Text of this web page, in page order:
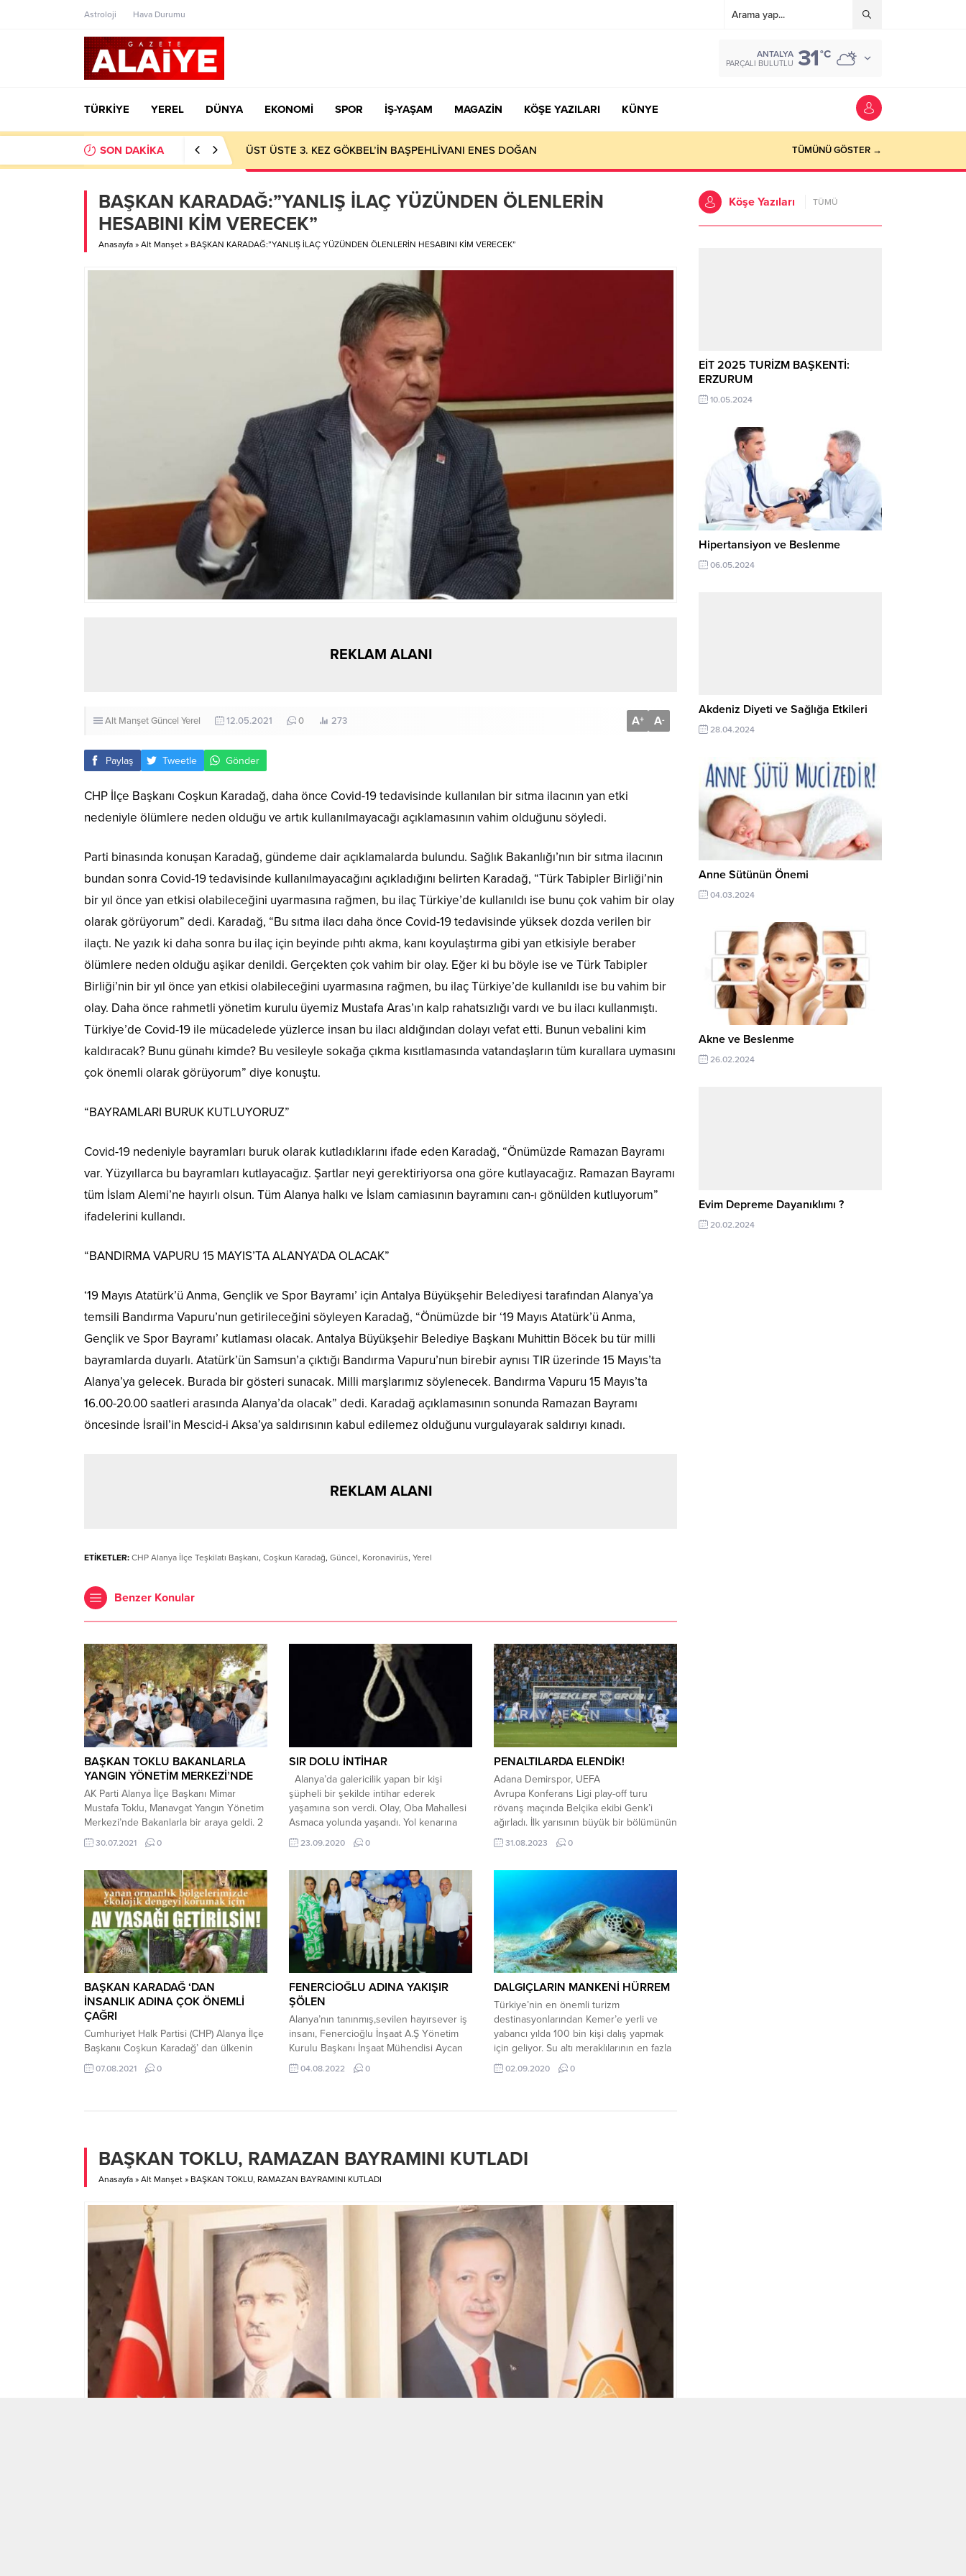
Astroloji Hava Durumu
ANTALYA
PARÇALI BULUTLU 31°C
TÜRKİYE YEREL DÜNYA EKONOMİ SPOR İŞ-YAŞAM MAGAZİN KÖŞE YAZILARI KÜNYE
SON DAKİKA ÜST ÜSTE 3. KEZ GÖKBEL’İN BAŞPEHLİVANI ENES DOĞAN TÜMÜNÜ GÖSTER →
BAŞKAN KARADAĞ:”YANLIŞ İLAÇ YÜZÜNDEN ÖLENLERİN
HESABINI KİM VERECEK”
Anasayfa » Alt Manşet » BAŞKAN KARADAĞ:”YANLIŞ İLAÇ YÜZÜNDEN ÖLENLERİN HESABINI KİM VERECEK”
REKLAM ALANI
Alt ManşetGüncel Yerel 12.05.2021 0 273 A+ A-
Paylaş Tweetle Gönder
CHP İlçe Başkanı Coşkun Karadağ, daha önce Covid-19 tedavisinde kullanılan bir sıtma ilacının yan etki
nedeniyle ölümlere neden olduğu ve artık kullanılmayacağı açıklamasının vahim olduğunu söyledi.
Parti binasında konuşan Karadağ, gündeme dair açıklamalarda bulundu. Sağlık Bakanlığı’nın bir sıtma ilacının
bundan sonra Covid-19 tedavisinde kullanılmayacağını açıkladığını belirten Karadağ, “Türk Tabipler Birliği’nin
bir yıl önce yan etkisi olabileceğini uyarmasına rağmen, bu ilaç Türkiye’de kullanıldı ise bunu çok vahim bir olay
olarak görüyorum” dedi. Karadağ, “Bu sıtma ilacı daha önce Covid-19 tedavisinde yüksek dozda verilen bir
ilaçtı. Ne yazık ki daha sonra bu ilaç için beyinde pıhtı akma, kanı koyulaştırma gibi yan etkisiyle beraber
ölümlere neden olduğu aşikar denildi. Gerçekten çok vahim bir olay. Eğer ki bu böyle ise ve Türk Tabipler
Birliği’nin bir yıl önce yan etkisi olabileceğini uyarmasına rağmen, bu ilaç Türkiye’de kullanıldı ise bu vahim bir
olay. Daha önce rahmetli yönetim kurulu üyemiz Mustafa Aras’ın kalp rahatsızlığı vardı ve bu ilacı kullanmıştı.
Türkiye’de Covid-19 ile mücadelede yüzlerce insan bu ilacı aldığından dolayı vefat etti. Bunun vebalini kim
kaldıracak? Bunu günahı kimde? Bu vesileyle sokağa çıkma kısıtlamasında vatandaşların tüm kurallara uymasını
çok önemli olarak görüyorum” diye konuştu.
“BAYRAMLARI BURUK KUTLUYORUZ”
Covid-19 nedeniyle bayramları buruk olarak kutladıklarını ifade eden Karadağ, “Önümüzde Ramazan Bayramı
var. Yüzyıllarca bu bayramları kutlayacağız. Şartlar neyi gerektiriyorsa ona göre kutlayacağız. Ramazan Bayramı
tüm İslam Alemi’ne hayırlı olsun. Tüm Alanya halkı ve İslam camiasının bayramını can-ı gönülden kutluyorum”
ifadelerini kullandı.
“BANDIRMA VAPURU 15 MAYIS’TA ALANYA’DA OLACAK”
‘19 Mayıs Atatürk’ü Anma, Gençlik ve Spor Bayramı’ için Antalya Büyükşehir Belediyesi tarafından Alanya’ya
temsili Bandırma Vapuru’nun getirileceğini söyleyen Karadağ, “Önümüzde bir ‘19 Mayıs Atatürk’ü Anma,
Gençlik ve Spor Bayramı’ kutlaması olacak. Antalya Büyükşehir Belediye Başkanı Muhittin Böcek bu tür milli
bayramlarda duyarlı. Atatürk’ün Samsun’a çıktığı Bandırma Vapuru’nun birebir aynısı TIR üzerinde 15 Mayıs’ta
Alanya’ya gelecek. Burada bir gösteri sunacak. Milli marşlarımız söylenecek. Bandırma Vapuru 15 Mayıs’ta
16.00-20.00 saatleri arasında Alanya’da olacak” dedi. Karadağ açıklamasının sonunda Ramazan Bayramı
öncesinde İsrail’in Mescid-i Aksa’ya saldırısının kabul edilemez olduğunu vurgulayarak saldırıyı kınadı.
REKLAM ALANI
ETİKETLER: CHP Alanya İlçe Teşkilatı Başkanı, Coşkun Karadağ, Güncel, Koronavirüs, Yerel
Benzer Konular
BAŞKAN TOKLU BAKANLARLA
YANGIN YÖNETİM MERKEZİ’NDE
AK Parti Alanya İlçe Başkanı Mimar
Mustafa Toklu, Manavgat Yangın Yönetim
Merkezi’nde Bakanlarla bir araya geldi. 2
gün önce Manavgat’ta başlayan yangın
kontrol altına alınamadı. Tüm Türkiye’nin
çalışmalarına Adalet ve Kalkınma Partisi
(AK Parti) Alanya İlçe Başkanı Mimar
Mustafa Toklu’da destek vermeye devam
ediyor. Başkan Toklu,...
30.07.2021 0
SIR DOLU İNTİHAR
Alanya’da galericilik yapan bir kişi
şüpheli bir şekilde intihar ederek
yaşamına son verdi. Olay, Oba Mahallesi
Asmaca yolunda yaşandı. Yol kenarına
park ettiği aracında alkol aldığı iddia
edilen Oğuz N. (31) aracının çekici halatı
bağladıktan sonra kendini bahçe
duvarından boşluğa bırakan Oğuz N....
23.09.2020 0
PENALTILARDA ELENDİK!
Adana Demirspor, UEFA
Avrupa Konferans Ligi play-off turu
rövanş maçında Belçika ekibi Genk’i
ağırladı. İlk yarısının büyük bir bölümünün
golsüz geçildiği maçta Adana Demirspor
üstünlük golü uzatma dakikalarda buldu.
devreye bu skorla girildi. Karşılaşmanın
ikinci yarısında skor değişmezken
mücadele...
31.08.2023 0
BAŞKAN KARADAĞ ‘DAN
İNSANLIK ADINA ÇOK ÖNEMLİ
ÇAĞRI
Cumhuriyet Halk Partisi (CHP) Alanya İlçe
Başkanıı Coşkun Karadağ’ dan ülkenin
ciğerlerini kül eden, ekolojik dengeleri alt
üst eden orman yangınlarından sonra
yasağı getirilmesi gibi çok önemli bir...
07.08.2021 0
FENERCİOĞLU ADINA YAKIŞIR
ŞÖLEN
Alanya’nın tanınmış,sevilen hayırsever iş
insanı, Fenercioğlu İnşaat A.Ş Yönetim
Kurulu Başkanı İnşaat Mühendisi Aycan
Fenercioğlu ve eşi Eczacı Naz
Fenercioğlu ile birlikte Alanya’nın farklı
töreninde...
04.08.2022 0
DALGIÇLARIN MANKENİ HÜRREM
Türkiye’nin en önemli turizm
destinasyonlarından Kemer’e yerli ve
yabancı yılda 100 bin kişi dalış yapmak
için geliyor. Su altı meraklılarının en fazla
uğradığı yer ise Tekirova Mahallesi
açıklarındaki Üçadalar mevkisi. Su
02.09.2020 0
BAŞKAN TOKLU, RAMAZAN BAYRAMINI KUTLADI
Anasayfa » Alt Manşet » BAŞKAN TOKLU, RAMAZAN BAYRAMINI KUTLADI
Köşe Yazıları TÜMÜ
EİT 2025 TURİZM BAŞKENTİ:
ERZURUM
10.05.2024
Hipertansiyon ve Beslenme
06.05.2024
Akdeniz Diyeti ve Sağlığa Etkileri
28.04.2024
Anne Sütünün Önemi
04.03.2024
Akne ve Beslenme
26.02.2024
Evim Depreme Dayanıklımı ?
20.02.2024